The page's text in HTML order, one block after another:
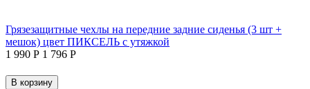
Грязезащитные чехлы на передние задние сиденья (3 шт +
мешок) цвет ПИКСЕЛЬ с утяжкой
1 990 Р 1 796 Р
В корзину